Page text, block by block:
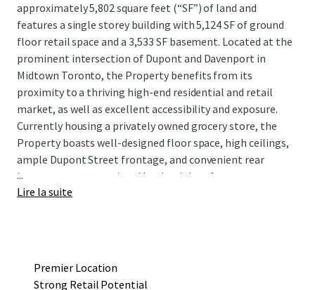
approximately 5,802 square feet (“SF”) of land and
features a single storey building with 5,124 SF of ground
floor retail space and a 3,533 SF basement. Located at the
prominent intersection of Dupont and Davenport in
Midtown Toronto, the Property benefits from its
proximity to a thriving high-end residential and retail
market, as well as excellent accessibility and exposure.
Currently housing a privately owned grocery store, the
Property boasts well-designed floor space, high ceilings,
ample Dupont Street frontage, and convenient rear
laneway access permitted by the right-of-way to
Davenport for drive-in shipping and receiving.
Casa Loma, and Forest Hill, the surrounding area has
witnessed remarkable residential development in recent
...
Lire la suite
Premier Location
Strong Retail Potential